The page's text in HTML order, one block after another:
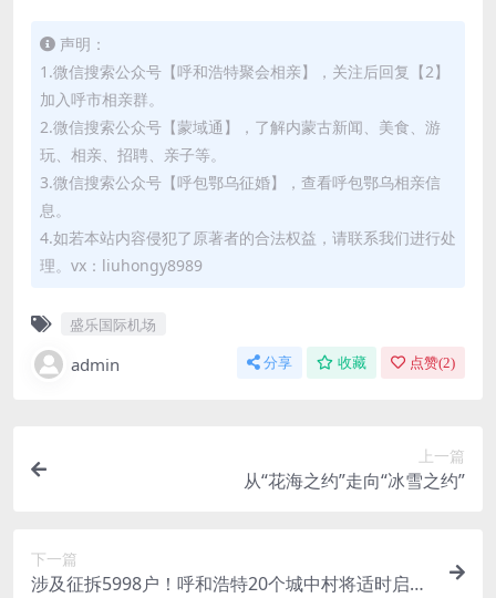
声明：
1.微信搜索公众号【呼和浩特聚会相亲】，关注后回复【2】
加入呼市相亲群。
2.微信搜索公众号【蒙域通】，了解内蒙古新闻、美食、游
玩、相亲、招聘、亲子等。
3.微信搜索公众号【呼包鄂乌征婚】，查看呼包鄂乌相亲信
息。
4.如若本站内容侵犯了原著者的合法权益，请联系我们进行处
理。vx：liuhongy8989
盛乐国际机场
admin 分享 收藏 点赞(2)
上一篇
从“花海之约”走向“冰雪之约”
下一篇
涉及征拆5998户！呼和浩特20个城中村将适时启动